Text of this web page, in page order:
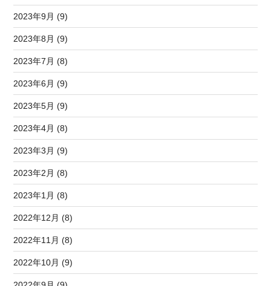
2023年9月 (9)
2023年8月 (9)
2023年7月 (8)
2023年6月 (9)
2023年5月 (9)
2023年4月 (8)
2023年3月 (9)
2023年2月 (8)
2023年1月 (8)
2022年12月 (8)
2022年11月 (8)
2022年10月 (9)